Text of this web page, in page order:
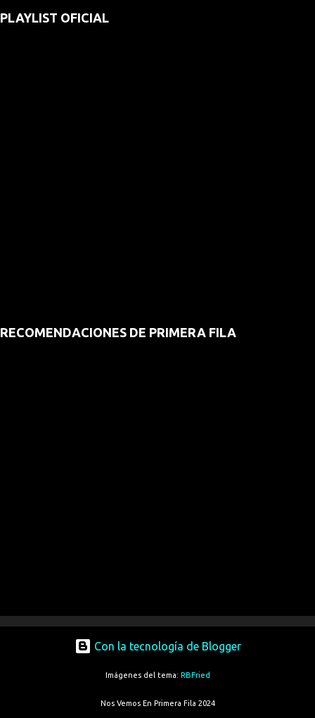
PLAYLIST OFICIAL
RECOMENDACIONES DE PRIMERA FILA
Con la tecnología de Blogger
Imágenes del tema: RBFried
Nos Vemos En Primera Fila 2024